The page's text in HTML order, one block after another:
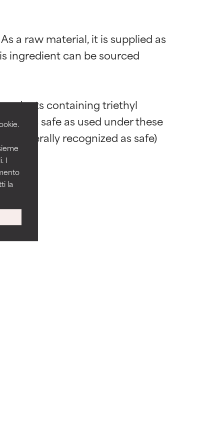
I
la
a raw material, it is supplied as
ingredient can be sourced
containing triethyl
is safe as used under these
(generally recognized as safe)
maggior
nella
casi, ma
maggior
nella
casi, ma